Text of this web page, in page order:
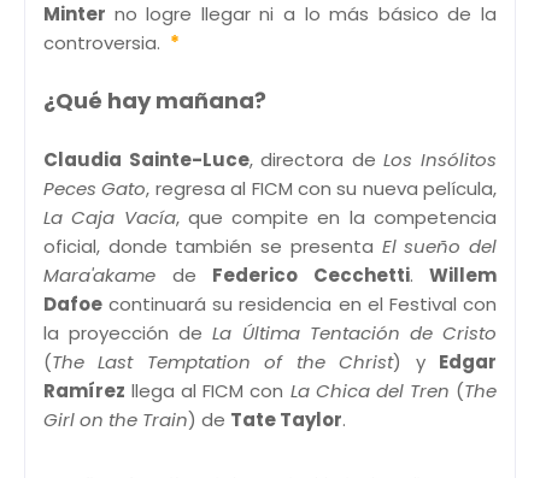
Minter no logre llegar ni a lo más básico de la
controversia. *
¿Qué hay mañana?
Claudia Sainte-Luce, directora de Los Insólitos
Peces Gato, regresa al FICM con su nueva película,
La Caja Vacía, que compite en la competencia
oficial, donde también se presenta El sueño del
Mara'akame de Federico Cecchetti. Willem
Dafoe continuará su residencia en el Festival con
la proyección de La Última Tentación de Cristo
(The Last Temptation of the Christ) y Edgar
Ramírez llega al FICM con La Chica del Tren (The
Girl on the Train) de Tate Taylor.